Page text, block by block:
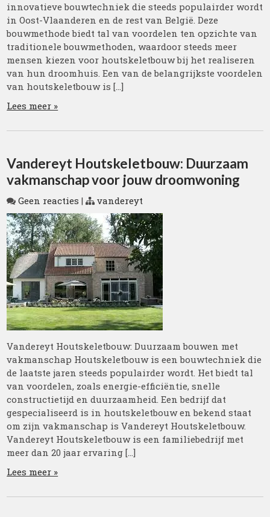
innovatieve bouwtechniek die steeds populairder wordt
in Oost-Vlaanderen en de rest van België. Deze
bouwmethode biedt tal van voordelen ten opzichte van
traditionele bouwmethoden, waardoor steeds meer
mensen kiezen voor houtskeletbouw bij het realiseren
van hun droomhuis. Een van de belangrijkste voordelen
van houtskeletbouw is […]
Lees meer »
Vandereyt Houtskeletbouw: Duurzaam
vakmanschap voor jouw droomwoning
Geen reacties | vandereyt
Vandereyt Houtskeletbouw: Duurzaam bouwen met
vakmanschap Houtskeletbouw is een bouwtechniek die
de laatste jaren steeds populairder wordt. Het biedt tal
van voordelen, zoals energie-efficiëntie, snelle
constructietijd en duurzaamheid. Een bedrijf dat
gespecialiseerd is in houtskeletbouw en bekend staat
om zijn vakmanschap is Vandereyt Houtskeletbouw.
Vandereyt Houtskeletbouw is een familiebedrijf met
meer dan 20 jaar ervaring […]
Lees meer »